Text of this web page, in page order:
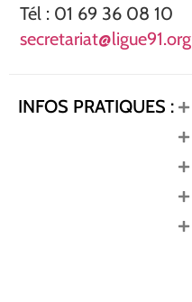
Tél : 01 69 36 08 10
secretariat@ligue91.org
INFOS PRATIQUES :